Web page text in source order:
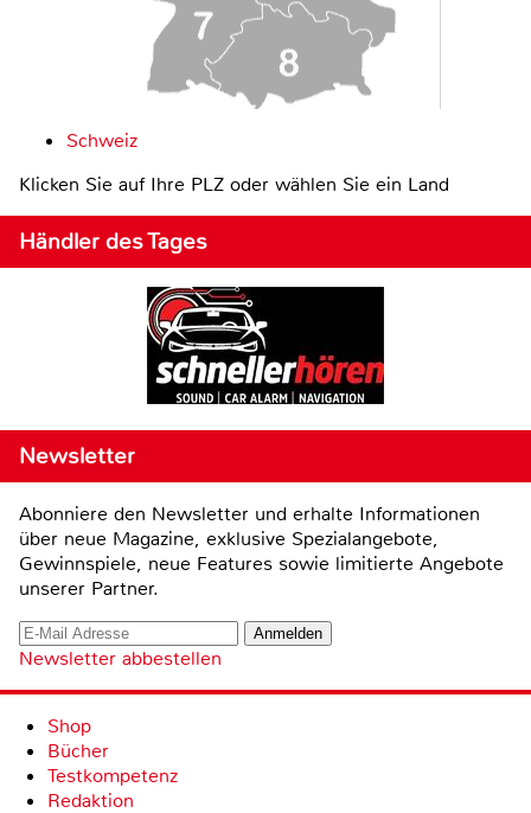
Schweiz
Klicken Sie auf Ihre PLZ oder wählen Sie ein Land
Händler des Tages
Newsletter
Abonniere den Newsletter und erhalte Informationen
über neue Magazine, exklusive Spezialangebote,
Gewinnspiele, neue Features sowie limitierte Angebote
unserer Partner.
Newsletter abbestellen
Shop
Bücher
Testkompetenz
Redaktion